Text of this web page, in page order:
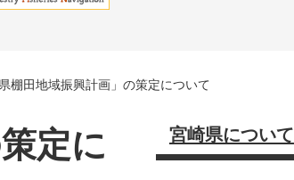
県棚田地域振興計画」の策定について
定に
宮崎県について